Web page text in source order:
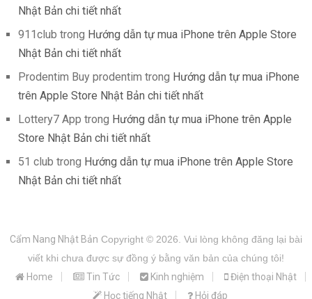
Nhật Bản chi tiết nhất
911club trong Hướng dẫn tự mua iPhone trên Apple Store
Nhật Bản chi tiết nhất
Prodentim Buy prodentim trong Hướng dẫn tự mua iPhone
trên Apple Store Nhật Bản chi tiết nhất
Lottery7 App trong Hướng dẫn tự mua iPhone trên Apple
Store Nhật Bản chi tiết nhất
51 club trong Hướng dẫn tự mua iPhone trên Apple Store
Nhật Bản chi tiết nhất
Cẩm Nang Nhật Bản Copyright © 2026. Vui lòng không đăng lại bài
viết khi chưa được sự đồng ý bằng văn bản của chúng tôi!
Home
Tin Tức Kinh nghiệm
Điện thoại Nhật
Học tiếng Nhật
Hỏi đáp